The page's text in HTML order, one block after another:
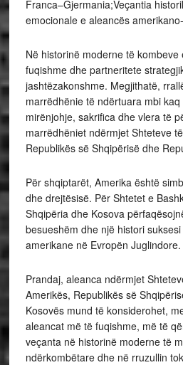
Franca–Gjermania;Veçantia
emocionale e aleancës
Në historinë moderne të
fuqishme dhe partneritete
jashtëzakonshme. Megjithatë,
marrëdhënie të ndërtuara mbi
mirënjohje, sakrifica dhe vlera të
marrëdhëniet ndërmjet Shteteve
Republikës së Shqipërisë dhe
Për shqiptarët, Amerika është
dhe drejtësisë. Për Shtetet e
Shqipëria dhe Kosova
besueshëm dhe një histori
amerikane në Evropën Juglindore.
Prandaj, aleanca ndërmjet
Amerikës, Republikës së
Kosovës mund të konsiderohet,
aleancat më të fuqishme, më të
veçanta në historinë moderne të
ndërkombëtare dhe në rruzullin